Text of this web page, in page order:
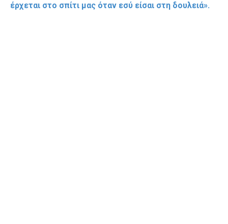
έρχεται στο σπίτι μας όταν εσύ είσαι στη δουλειά».